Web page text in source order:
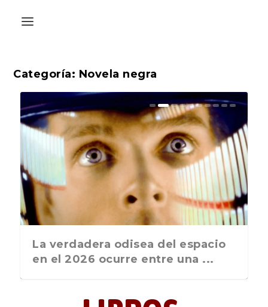
Categoría: Novela negra
La última postal de la temporada
nos recuerda que nos vamos ...
La verdadera odisea del espacio
en el 2026 ocurre entre una ...